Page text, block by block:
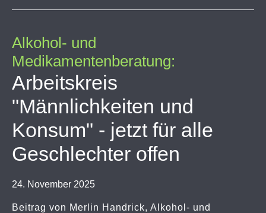
Alkohol- und
Medikamentenberatung:
Arbeitskreis
"Männlichkeiten und
Konsum" - jetzt für alle
Geschlechter offen
24. November 2025
Beitrag von Merlin Handrick, Alkohol- und